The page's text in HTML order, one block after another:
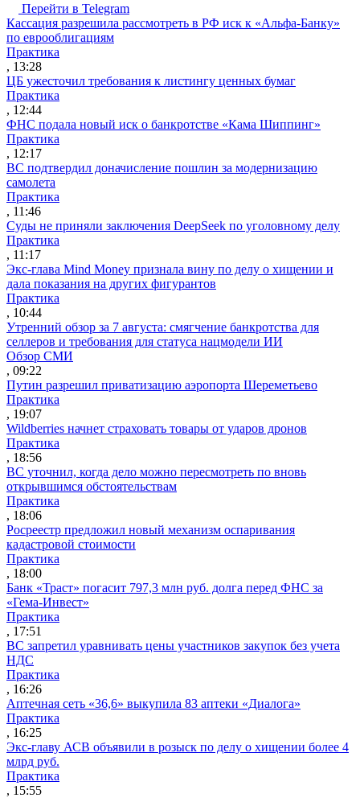
Перейти в Telegram
Кассация разрешила рассмотреть в РФ иск к «Альфа-Банку»
по еврооблигациям
Практика
, 13:28
ЦБ ужесточил требования к листингу ценных бумаг
Практика
, 12:44
ФНС подала новый иск о банкротстве «Кама Шиппинг»
Практика
, 12:17
ВС подтвердил доначисление пошлин за модернизацию
самолета
Практика
, 11:46
Суды не приняли заключения DeepSeek по уголовному делу
Практика
, 11:17
Экс-глава Mind Money признала вину по делу о хищении и
дала показания на других фигурантов
Практика
, 10:44
Утренний обзор за 7 августа: смягчение банкротства для
селлеров и требования для статуса нацмодели ИИ
Обзор СМИ
, 09:22
Путин разрешил приватизацию аэропорта Шереметьево
Практика
, 19:07
Wildberries начнет страховать товары от ударов дронов
Практика
, 18:56
ВС уточнил, когда дело можно пересмотреть по вновь
открывшимся обстоятельствам
Практика
, 18:06
Росреестр предложил новый механизм оспаривания
кадастровой стоимости
Практика
, 18:00
Банк «Траст» погасит 797,3 млн руб. долга перед ФНС за
«Гема-Инвест»
Практика
, 17:51
ВС запретил уравнивать цены участников закупок без учета
НДС
Практика
, 16:26
Аптечная сеть «36,6» выкупила 83 аптеки «Диалога»
Практика
, 16:25
Экс-главу АСВ объявили в розыск по делу о хищении более 4
млрд руб.
Практика
, 15:55